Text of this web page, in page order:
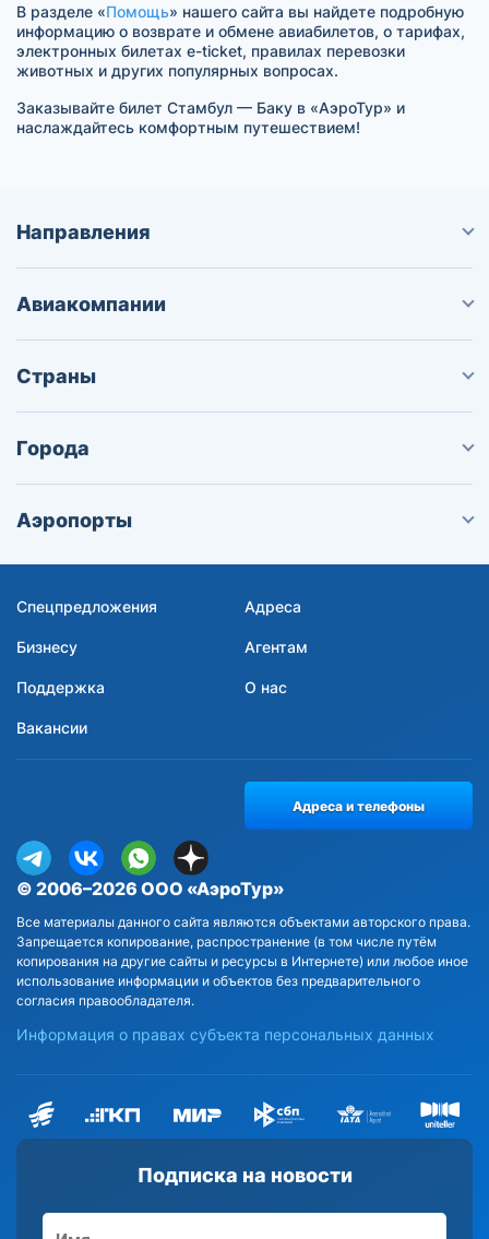
В разделе «Помощь» нашего сайта вы найдете подробную
информацию о возврате и обмене авиабилетов, о тарифах,
электронных билетах e-ticket, правилах перевозки
животных и других популярных вопросах.
Заказывайте билет Стамбул — Баку в «АэроТур» и
наслаждайтесь комфортным путешествием!
Направления
Авиакомпании
Страны
Города
Аэропорты
Спецпредложения Адреса
Бизнесу Агентам
Поддержка О нас
Вакансии
Подписка на новости
© 2006–2026 ООО «АэроТур»
Все материалы данного сайта являются объектами авторского права.
Запрещается копирование, распространение (в том числе путём
копирования на другие сайты и ресурсы в Интернете) или любое иное
использование информации и объектов без предварительного
согласия правообладателя.
Информация о правах субъекта персональных данных
Адреса и телефоны